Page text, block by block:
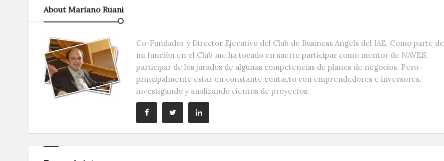
About Mariano Ruani
Co-Fundador y Director Ejecutivo del Club de Business Angels del IAE. Como parte de
mi función en el Club me ha tocado en suerte participar como mentor de NAVES,
participar de los jurados de algunas competencias de planes de negocios. Pero
principalmente estar en constante contacto con emprendedores e inversores,
investigando y analizando cientos de proyectos.